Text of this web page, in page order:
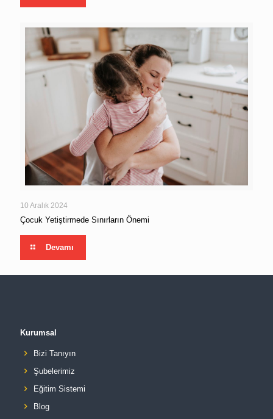
10 Aralık 2024
Çocuk Yetiştirmede Sınırların Önemi
Devamı
Kurumsal
Bizi Tanıyın
Şubelerimiz
Eğitim Sistemi
Blog